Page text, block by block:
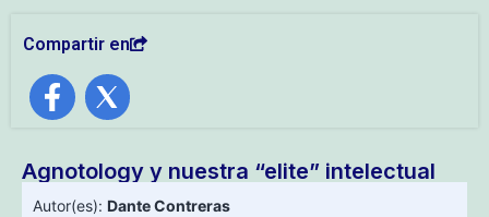
Compartir en
Agnotology y nuestra “elite” intelectual
Autor(es): Dante Contreras